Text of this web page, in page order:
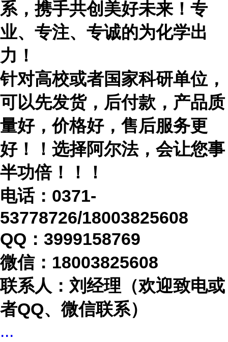
系，携手共创美好未来！专
业、专注、专诚的为化学出
力！
针对高校或者国家科研单位，
可以先发货，后付款，产品质
量好，价格好，售后服务更
好！！选择阿尔法，会让您事
半功倍！！！
电话： 0371-
53778726/18003825608
QQ：3999158769
微信： 18003825608
联系人：刘经理（欢迎致电或
者QQ、微信联系）
...